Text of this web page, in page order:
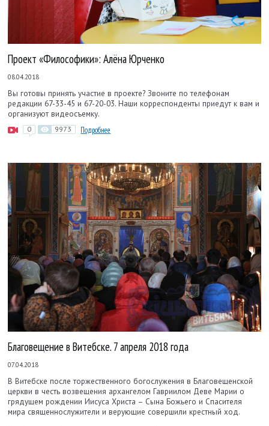
Проект «Философики»: Алёна Юрченко
08.04.2018
Вы готовы принять участие в проекте? Звоните по телефонам
редакции 67-33-45 и 67-20-03. Наши корреспонденты приедут к вам и
организуют видеосъемку.
0 9973 Подробнее
Благовещение в Витебске. 7 апреля 2018 года
07.04.2018
В Витебске после торжественного богослужения в Благовещенской
церкви в честь возвещения архангелом Гавриилом Деве Марии о
грядущем рождении Иисуса Христа – Сына Божьего и Спасителя
мира священнослужители и верующие совершили крестный ход.